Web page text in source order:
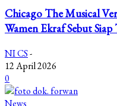
Chicago The Musical
Wamen Ekraf Sebut
NI CS-
12 April 2026
0
News